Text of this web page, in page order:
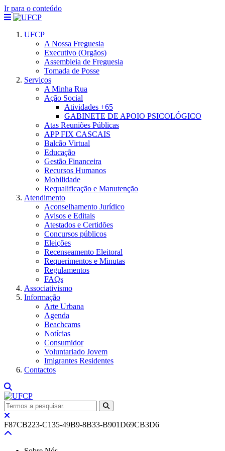
Ir para o conteúdo
UFCP
A Nossa Freguesia
Executivo (Orgãos)
Assembleia de Freguesia
Tomada de Posse
Serviços
A Minha Rua
Ação Social
Atividades +65
GABINETE DE APOIO PSICOLÓGICO
Atas Reuniões Públicas
APP FIX CASCAIS
Balcão Virtual
Educação
Gestão Financeira
Recursos Humanos
Mobilidade
Requalificação e Manutenção
Atendimento
Aconselhamento Jurídico
Avisos e Editais
Atestados e Certidões
Concursos públicos
Eleições
Recenseamento Eleitoral
Requerimentos e Minutas
Regulamentos
FAQs
Associativismo
Informação
Arte Urbana
Agenda
Beachcams
Notícias
Consumidor
Voluntariado Jovem
Imigrantes Residentes
Contactos
F87CB223-C135-49B9-8B33-B901D69CB3D6